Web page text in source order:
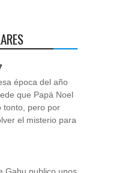
época del año
que Papá Noel
tonto, pero por
el misterio para